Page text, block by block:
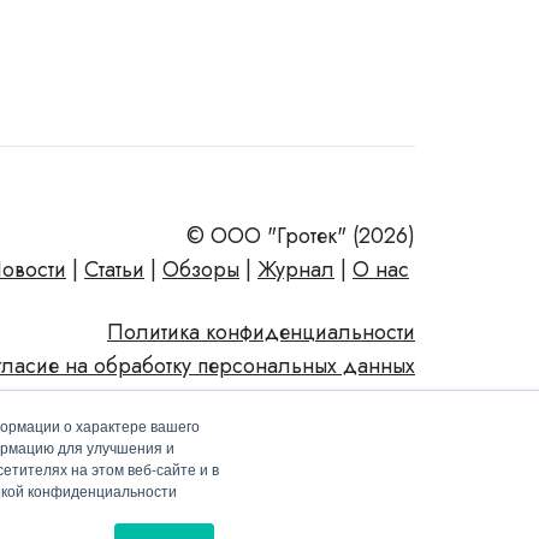
о характере вашего
для улучшения и
на этом веб-сайте и в
конфиденциальности
© ООО "Гротек" (2026)
Статьи Обзоры Журнал О нас
Политика конфиденциальности
на обработку персональных данных